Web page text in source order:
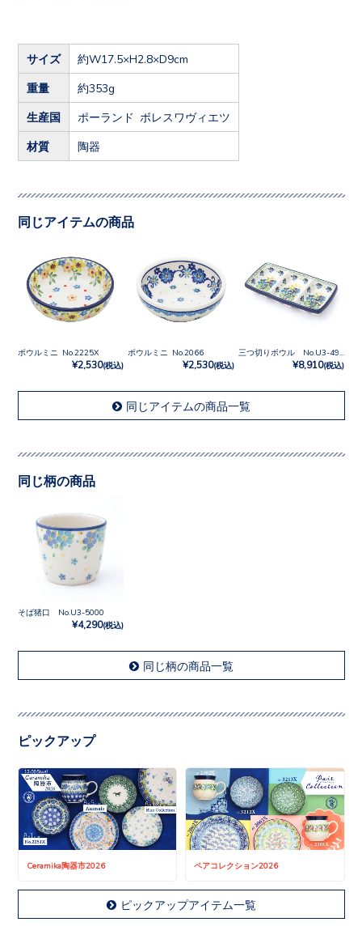
サイズ 約W17.5×H2.8×D9cm
重量 約353g
生産国 ポーランド ボレスワヴィエツ
材質 陶器
同じアイテムの商品
ボウルミニ No.2225X
¥2,530(税込)
ボウルミニ No.2066
¥2,530(税込) ¥8,910(税込)
同じアイテムの商品一覧
同じ柄の商品
そば猪口 No.U3-5000
¥4,290(税込)
同じ柄の商品一覧
ピックアップ
Ceramika陶器市2026 ペアコレクション2026
ピックアップアイテム一覧